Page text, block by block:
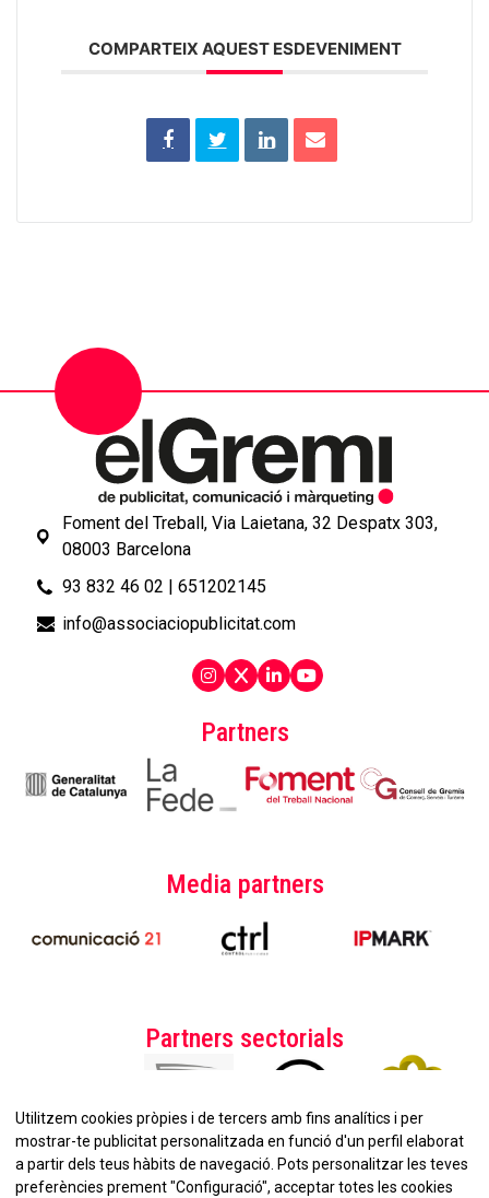
COMPARTEIX AQUEST ESDEVENIMENT
Partners
Media partners
Partners sectorials
Foment del Treball, Via Laietana, 32 Despatx 303,
08003 Barcelona
93 832 46 02
651202145
info@associaciopublicitat.com
Utilitzem cookies pròpies i de tercers amb fins analítics i per
mostrar-te publicitat personalitzada en funció d'un perfil elaborat
a partir dels teus hàbits de navegació. Pots personalitzar les teves
preferències prement "Configuració", acceptar totes les cookies